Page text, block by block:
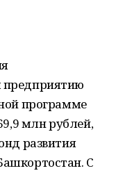
программе
млн рублей,
развития
С